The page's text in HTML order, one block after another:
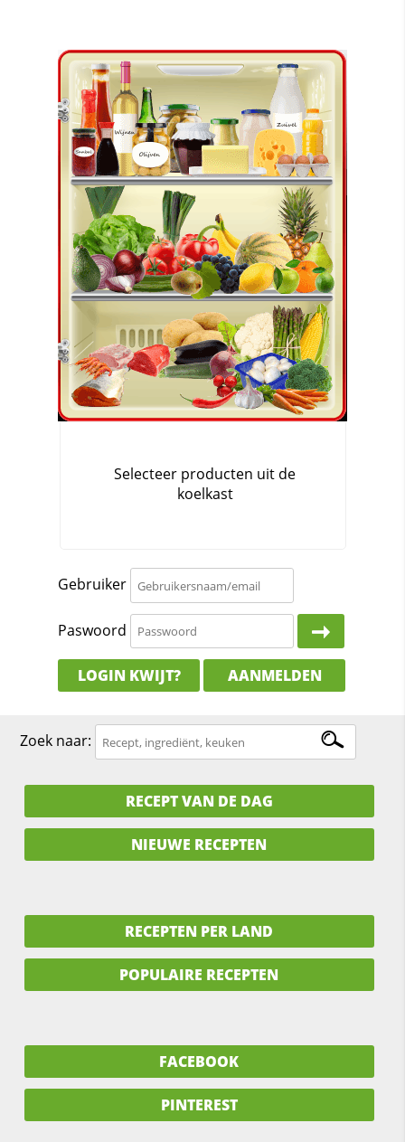
Gebruiker
Paswoord
LOGIN KWIJT? AANMELDEN
Zoek naar:
RECEPT VAN DE DAG
NIEUWE RECEPTEN
RECEPTEN PER LAND
POPULAIRE RECEPTEN
FACEBOOK
PINTEREST